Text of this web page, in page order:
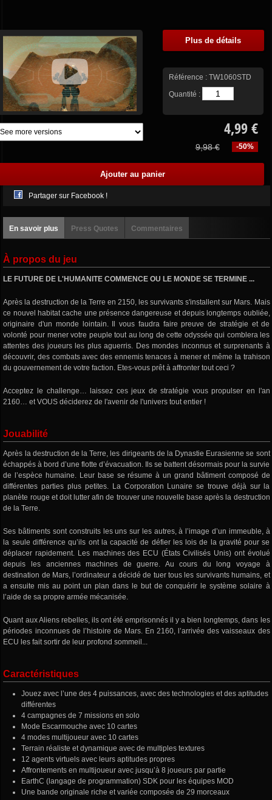
Plus de détails
Référence : TW1060STD
Quantité :
4,99 €
-50%
9,98 €
Partager sur Facebook !
En savoir plus Press Quotes Commentaires
À propos du jeu
LE FUTURE DE L'HUMANITE COMMENCE OU LE MONDE SE TERMINE ...
Après la destruction de la Terre en 2150, les survivants s'installent sur Mars. Mais
ce nouvel habitat cache une présence dangereuse et depuis longtemps oubliée,
originaire d'un monde lointain. Il vous faudra faire preuve de stratégie et de
volonté pour mener votre peuple tout au long de cette odyssée qui comblera les
attentes des joueurs les plus aguerris. Des mondes inconnus et surprenants à
découvrir, des combats avec des ennemis tenaces à mener et même la trahison
du gouvernement de votre faction. Etes-vous prêt à affronter tout ceci ?
Acceptez le challenge… laissez ces jeux de stratégie vous propulser en l'an
2160… et VOUS déciderez de l'avenir de l'univers tout entier !
Jouabilité
Après la destruction de la Terre, les dirigeants de la Dynastie Eurasienne se sont
échappés à bord d’une flotte d’évacuation. Ils se battent désormais pour la survie
de l’espèce humaine. Leur base se résume à un grand bâtiment composé de
différentes parties plus petites. La Corporation Lunaire se trouve déjà sur la
planète rouge et doit lutter afin de trouver une nouvelle base après la destruction
de la Terre.
Ses bâtiments sont construits les uns sur les autres, à l’image d’un immeuble, à
la seule différence qu’ils ont la capacité de défier les lois de la gravité pour se
déplacer rapidement. Les machines des ECU (États Civilisés Unis) ont évolué
depuis les anciennes machines de guerre. Au cours du long voyage à
destination de Mars, l’ordinateur a décidé de tuer tous les survivants humains, et
a ensuite mis au point un plan dans le but de conquérir le système solaire à
l’aide de sa propre armée mécanisée.
Quant aux Aliens rebelles, ils ont été emprisonnés il y a bien longtemps, dans les
périodes inconnues de l’histoire de Mars. En 2160, l’arrivée des vaisseaux des
ECU les fait sortir de leur profond sommeil...
Caractéristiques
Jouez avec l’une des 4 puissances, avec des technologies et des aptitudes
différentes
4 campagnes de 7 missions en solo
Mode Escarmouche avec 10 cartes
4 modes multijoueur avec 10 cartes
Terrain réaliste et dynamique avec de multiples textures
12 agents virtuels avec leurs aptitudes propres
Affrontements en multijoueur avec jusqu’à 8 joueurs par partie
EarthC (langage de programmation) SDK pour les équipes MOD
Une bande originale riche et variée composée de 29 morceaux